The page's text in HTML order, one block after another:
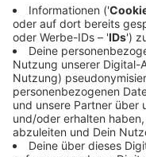
das geht am besten
Feiert mit in den
Nena, Michael
und vielen mehr.
Und das Beste: Wir
Formular aus und
und von eurer 80er-